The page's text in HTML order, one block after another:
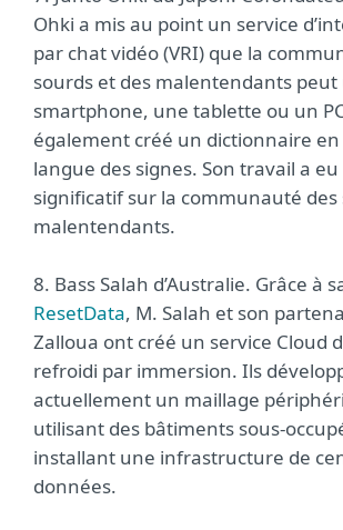
Ohki a mis au point un service
par chat vidéo (VRI) que la
sourds et des malentendants
smartphone, une tablette ou un
également créé un dictionnaire en
langue des signes. Son travail a
significatif sur la communauté des
malentendants.
8. Bass Salah d’Australie. Grâce à
ResetData, M. Salah et son
Zalloua ont créé un service Cloud
refroidi par immersion. Ils
actuellement un maillage
utilisant des bâtiments sous-
installant une infrastructure de
données.